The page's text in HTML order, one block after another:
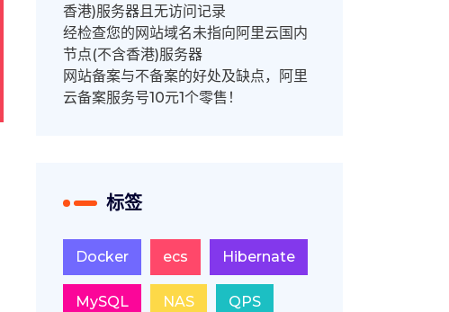
香港)服务器且无访问记录
经检查您的网站域名未指向阿里云国内
节点(不含香港)服务器
网站备案与不备案的好处及缺点，阿里
云备案服务号10元1个零售！
标签
Docker ecs Hibernate
MySQL NAS QPS